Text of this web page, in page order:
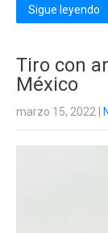
Sigue leyendo
Tiro con
México
marzo 15, 2022